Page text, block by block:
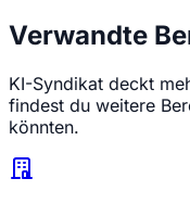
Verwandte
KI-Syndikat deckt
findest du weitere
könnten.